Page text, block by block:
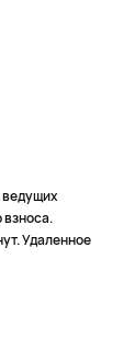
ведущих
взноса.
Удаленное